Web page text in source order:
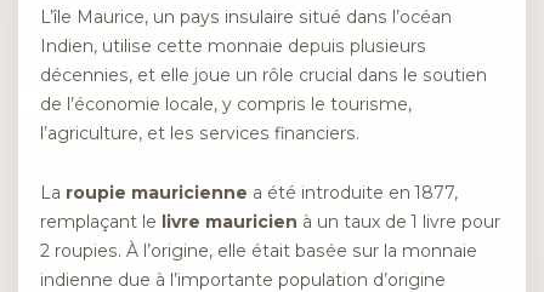
L’île Maurice, un pays insulaire situé dans l’océan
Indien, utilise cette monnaie depuis plusieurs
décennies, et elle joue un rôle crucial dans le soutien
de l’économie locale, y compris le tourisme,
l’agriculture, et les services financiers.
La roupie mauricienne a été introduite en 1877,
remplaçant le livre mauricien à un taux de 1 livre pour
2 roupies. À l’origine, elle était basée sur la monnaie
indienne due à l’importante population d’origine